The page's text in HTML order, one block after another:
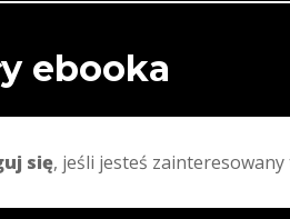
ebooka
się, jeśli jesteś zainteresowany